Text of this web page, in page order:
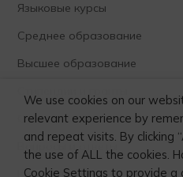
Языковые курсы
Среднее образование
Высшее образование
О нас
Вопросы и ответы
We use cookies on our
relevant experience by
and repeat visits. By clicking
the use of ALL the cookies.
Cookie Settings to provide a